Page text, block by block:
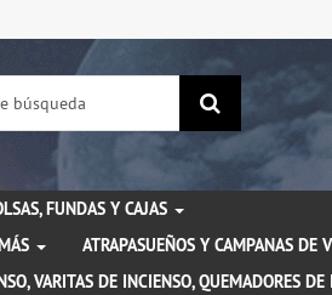
Buscar
FUNDAS Y CAJAS
ATRAPASUEÑOS Y CAMPANAS DE
VARITAS DE INCIENSO, QUEMADORES